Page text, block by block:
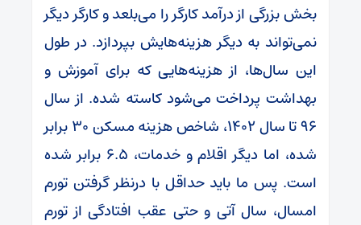
بخش بزرگی از درآمد کارگر را می‌بلعد و کارگر دیگر
نمی‌تواند به دیگر هزینه‌هایش بپردازد. در طول
این سال‌ها، از هزینه‌هایی که برای آموزش و
بهداشت پرداخت می‌شود کاسته شده. از سال
۹۶ تا سال ۱۴۰۲، شاخص هزینه مسکن ۳۰ برابر
شده، اما دیگر اقلام و خدمات، ۶.۵ برابر شده
است. پس ما باید حداقل با درنظر گرفتن تورم
امسال، سال آتی و حتی عقب افتادگی از تورم